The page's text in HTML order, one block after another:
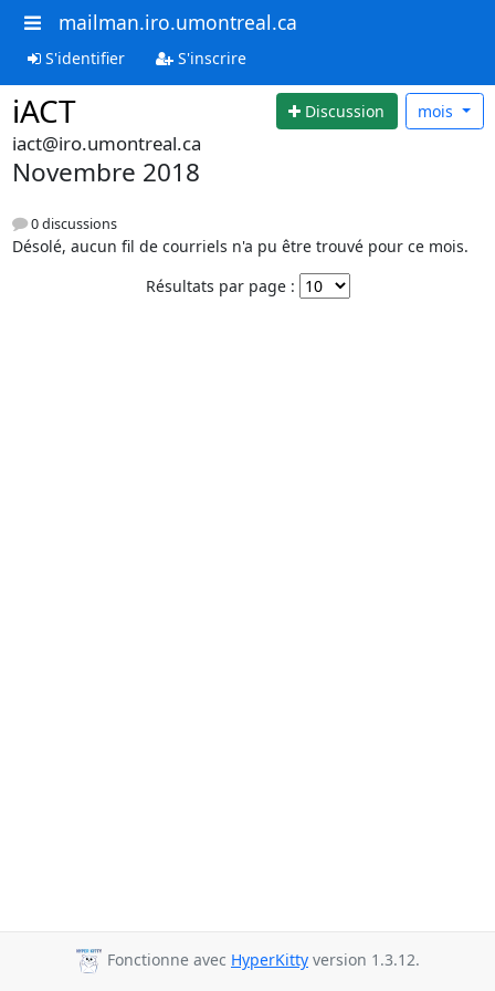
mailman.iro.umontreal.ca
S'identifier S'inscrire
iACT Discussion mois
iact@iro.umontreal.ca
Novembre 2018
0 discussions
Désolé, aucun fil de courriels n'a pu être trouvé pour ce mois.
Résultats par page :
Fonctionne avec HyperKitty version 1.3.12.